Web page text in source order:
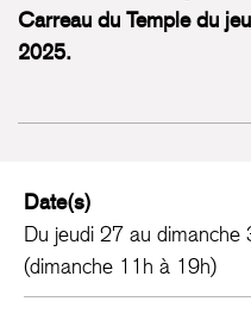
Carreau du Temple du
2025.
Date(s)
Du jeudi 27 au
(dimanche 11h à 19h)